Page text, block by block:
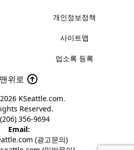
개인정보정책
사이트맵
업소록 등록
맨위로
KSeattle.com.
Reserved.
(206) 356-9694
Email:
(광고문의)